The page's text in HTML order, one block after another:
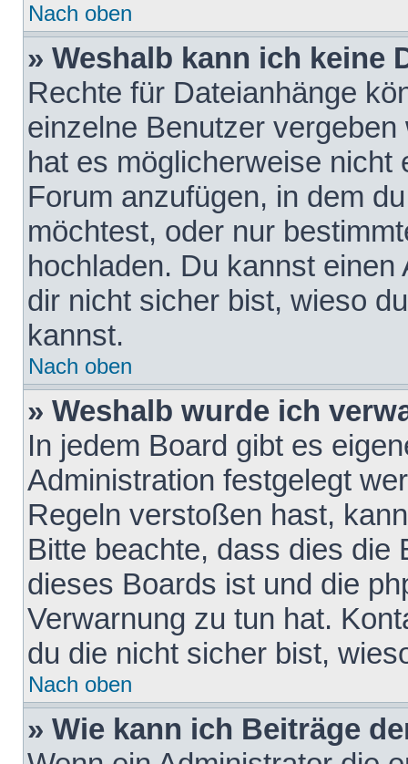
Nach oben
» Weshalb kann ich keine
Rechte für Dateianhänge
einzelne Benutzer
hat es möglicherweise nicht
Forum anzufügen, in dem
möchtest, oder nur
hochladen. Du kannst
dir nicht sicher bist, wieso
kannst.
Nach oben
» Weshalb wurde ich
In jedem Board gibt es
Administration festgelegt
Regeln verstoßen hast,
Bitte beachte, dass dies die
dieses Boards ist und die
Verwarnung zu tun hat.
du die nicht sicher bist,
Nach oben
» Wie kann ich Beiträge